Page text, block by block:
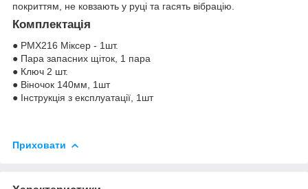
покриттям, не ковзають у руці та гасять вібрацію.
Комплектація
● PMX216 Міксер - 1шт.
● Пара запасних щіток, 1 пара
● Ключ 2 шт.
● Віночок 140мм, 1шт
● Інструкція з експлуатації, 1шт
Приховати